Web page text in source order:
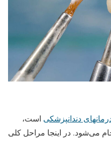
دندانپزشکی است،
می‌شود. در اینجا مراحل کلی